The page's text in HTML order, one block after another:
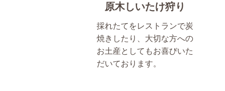
原木しいたけ狩り
採れたてをレストランで炭
焼きしたり、大切な方への
お土産としてもお喜びいた
だいております。